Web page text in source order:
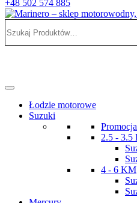
+48 502 574 885
Marinero – sklep motorowodny,
Sklep motorowodny, Sklep
wyposażenie łodzi motorowych,
Łodzie motorowe
Suzuki
Promocja
2.5 - 3.5
4 - 6 KM